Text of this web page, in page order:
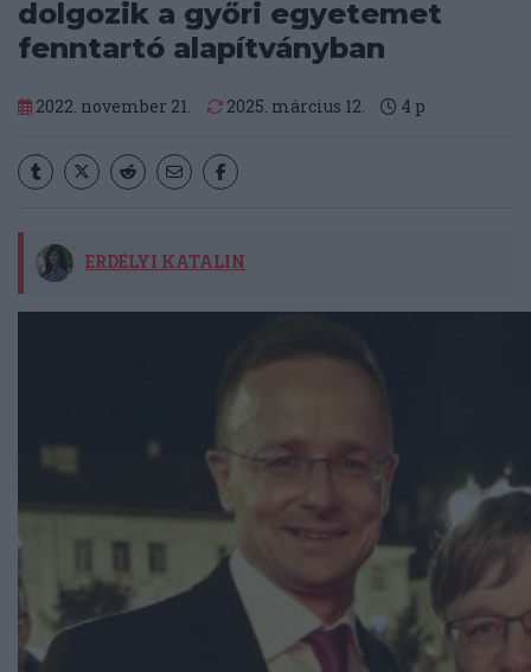
dolgozik a győri egyetemet
fenntartó alapítványban
2022. november 21. 2025. március 12. 4 p
ERDÉLYI KATALIN